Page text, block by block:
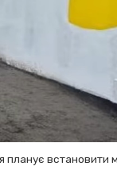
планує встановити